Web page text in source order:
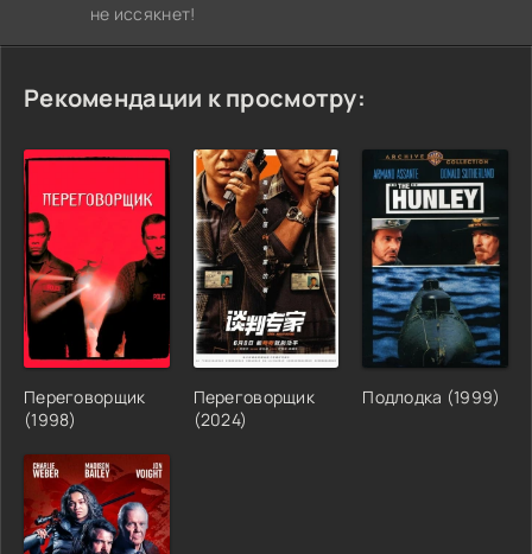
не иссякнет!
Рекомендации к просмотру:
Переговорщик
(1998)
Переговорщик
(2024)
Подлодка (1999)